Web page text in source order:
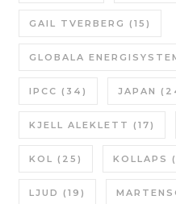
GAIL TVERBERG (15)
GLOBALA
IPCC (34) JAPAN
KJELL ALEKLETT (17)
KOL (25) KOLLAPS
LJUD (19)